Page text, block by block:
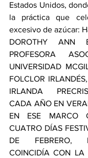
Estados Unidos,
la práctica que
excesivo de azúcar:
DOROTHY ANN
PROFESORA
UNIVERSIDAD
FOLCLOR
IRLANDA
CADA AÑO EN
EN ESE MARCO
CUATRO DÍAS
DE FEBRERO,
COINCIDÍA CON LA